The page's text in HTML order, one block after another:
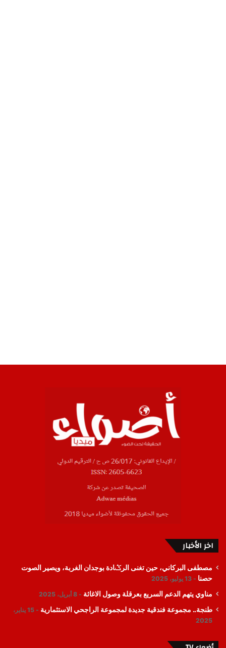
اخر الأخبار
مصطفى البركاني، حين تغنى الرݣادة بوجدان الغربة، ويصير الصوت
حصنا
13 يوليو، 2025
مناوي يتهم الدعم السريع بعرقلة وصول الاغاثة 8 أبريل، 2025
طنجة.. مجموعة فندقية جديدة لمجموعة الراجحي الاستثمارية
15 يناير،
2025